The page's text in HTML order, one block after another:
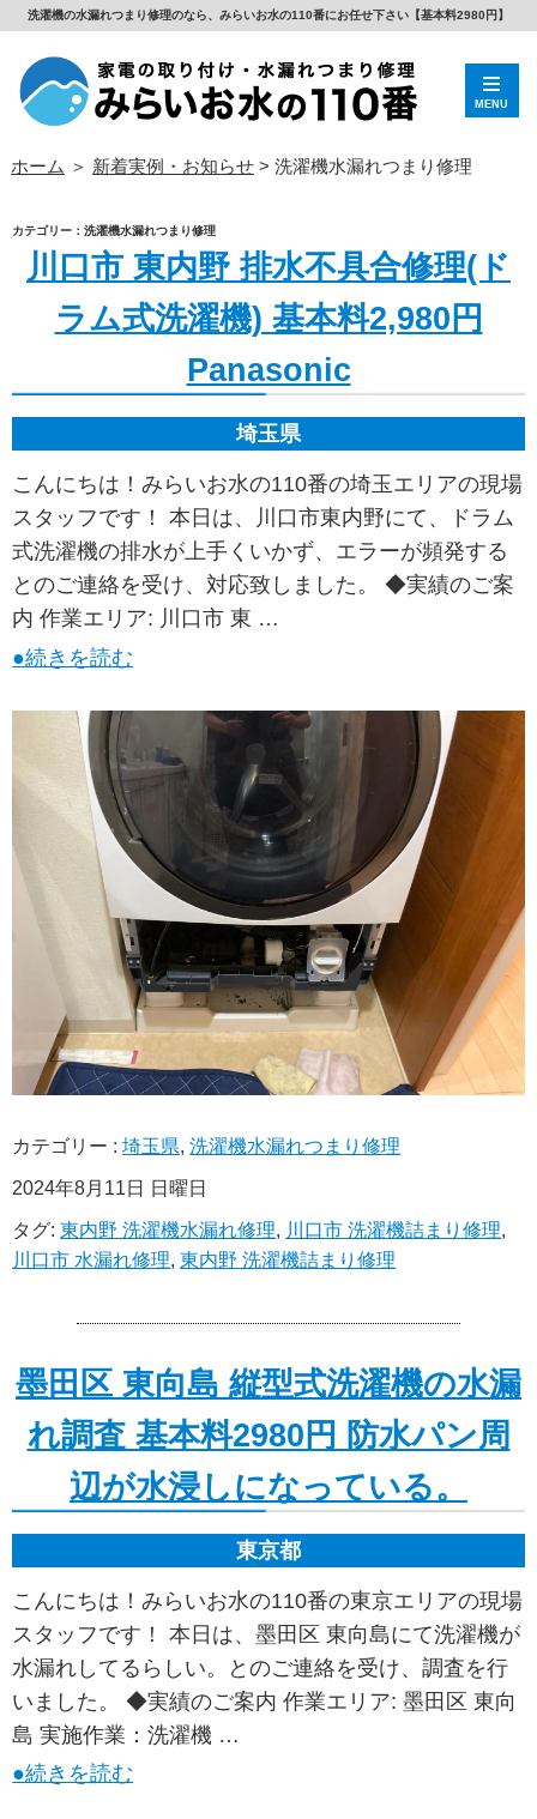
洗濯機の水漏れつまり修理のなら、みらいお水の110番にお任せ下さい【基本料2980円】
MENU
ホーム ＞ 新着実例・お知らせ> 洗濯機水漏れつまり修理
カテゴリー：洗濯機水漏れつまり修理
川口市 東内野 排水不具合修理(ド
ラム式洗濯機) 基本料2,980円
Panasonic
埼玉県
こんにちは！みらいお水の110番の埼玉エリアの現場
スタッフです！ 本日は、川口市東内野にて、ドラム
式洗濯機の排水が上手くいかず、エラーが頻発する
とのご連絡を受け、対応致しました。 ◆実績のご案
内 作業エリア: 川口市 東 …
●続きを読む
カテゴリー :埼玉県,洗濯機水漏れつまり修理
2024年8月11日 日曜日
タグ:東内野 洗濯機水漏れ修理, 川口市 洗濯機詰まり修理,
川口市 水漏れ修理,東内野 洗濯機詰まり修理
墨田区 東向島 縦型式洗濯機の水漏
れ調査 基本料2980円 防水パン周
辺が水浸しになっている。
東京都
こんにちは！みらいお水の110番の東京エリアの現場
スタッフです！ 本日は、墨田区 東向島にて洗濯機が
水漏れしてるらしい。とのご連絡を受け、調査を行
いました。 ◆実績のご案内 作業エリア: 墨田区 東向
島 実施作業：洗濯機 …
●続きを読む